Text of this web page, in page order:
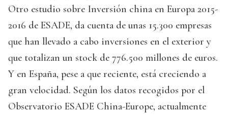
Otro estudio sobre Inversión china en Europa 2015-
2016 de ESADE, da cuenta de unas 15.300 empresas
que han llevado a cabo inversiones en el exterior y
que totalizan un stock de 776.500 millones de euros.
Y en España, pese a que reciente, está creciendo a
gran velocidad. Según los datos recogidos por el
Observatorio ESADE China-Europe, actualmente